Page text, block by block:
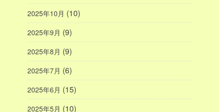
2025年10月 (10)
2025年9月 (9)
2025年8月 (9)
2025年7月 (6)
2025年6月 (15)
2025年5月 (10)